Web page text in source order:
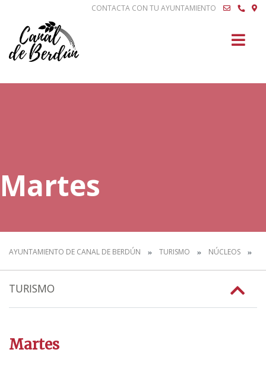
CONTACTA CON TU AYUNTAMIENTO
Martes
AYUNTAMIENTO DE CANAL DE BERDÚN TURISMO NÚCLEOS
TURISMO
Martes